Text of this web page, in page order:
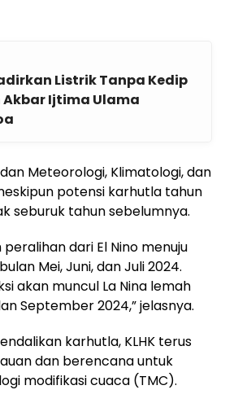
Listrik Tanpa Kedip
Ijtima Ulama
Meteorologi, Klimatologi, dan
potensi karhutla tahun
seburuk tahun sebelumnya.
dari El Nino menuju
Mei, Juni, dan Juli 2024.
akan muncul La Nina lemah
September 2024,” jelasnya.
karhutla, KLHK terus
dan berencana untuk
modifikasi cuaca (TMC).